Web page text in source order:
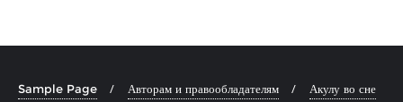
Sample Page Авторам и правообладателям
Акулу во сне